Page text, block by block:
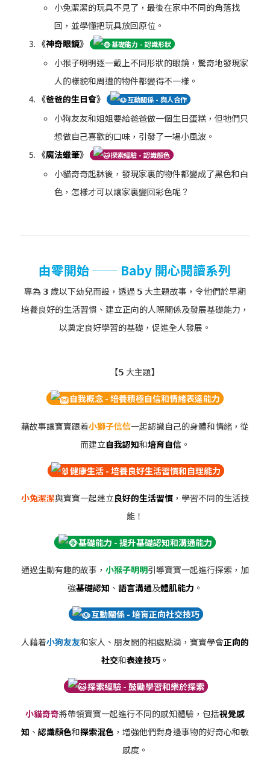
小兔潔潔的玩具不見了，最後在家中不同的角落找
回，並學懂把玩具放回原位。
《神奇眼鏡》 基礎能力 - 認識形狀
小猴子明明逐一戴上不同形狀的眼鏡，驚奇地發現家
人的樣貌和周遭的物件都變得不一樣。
《爸爸的生日會》 互動關係 - 與人合作
小狗友友和姐姐要給爸爸做一個生日蛋糕，但牠們只
想做自己喜歡的口味，引發了一場小風波。
《魔法蠟筆》 探索經驗 - 認識顏色
小貓奇奇起牀後，發現家裏的物件都變成了黑色和白
色，怎樣才可以讓家裏變回彩色呢？
由零開始 ── Baby 開心閱讀系列
專為 𝟯 歲以下幼兒而設，透過 𝟱 大主題故事，令他們於早期
培養良好的生活習慣、建立正向的人際關係及發展基礎能力，
以奠定良好學習的基礎，促進全人發展。
【𝟱 大主題】
自我概念 - 培養積極自信和情緒表達能力
藉故事讓寶寶跟着小獅子信信一起認識自己的身體和情緒，從
而建立自我認知和培育自信。
健康生活 - 培養良好生活習慣和自理能力
小兔潔潔與寶寶一起建立良好的生活習慣，學習不同的生活技
能！
基礎能力 - 提升基礎認知和溝通能力
通過生動有趣的故事， 小猴子明明引導寶寶一起進行探索，加
強基礎認知 、 語言溝通及體肌能力 。
互動關係 - 培肓正向社交技巧
人藉着小狗友友和家人、朋友間的相處點滴，寶寶學會正向的
社交和表達技巧。
探索經驗 - 鼓勵學習和樂於探索
小貓奇奇將帶領寶寶一起進行不同的感知體驗，包括視覺感
知 、 認識顏色和探索混色，增強他們對身邊事物的好奇心和敏
感度。